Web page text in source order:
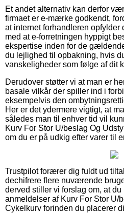
Et andet alternativ kan derfor
firmaet er e-mærke godkendt,
at internet forhandleren
med at e-forretningen hyppigt
ekspertise inden for de
du lejlighed til opbakning, hvis
vanskeligheder som følge af dit
Derudover støtter vi at man er
basale vilkår der spiller ind i
eksempelvis den
Her er det ydermere vigtigt, at
således man til enhver tid vil
Kurv For Stor U/beslag Og
om du er på udkig efter varer til
Trustpilot forærer dig fuldt ud
dechifrere flere nuværende
derved stiller vi forslag om, at
anmeldelser af Kurv For Stor U/
Cykelkurv forinden du placerer